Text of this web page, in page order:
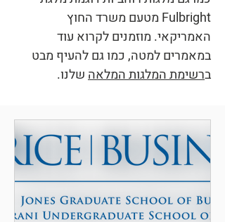
Fulbright מטעם משרד החוץ
האמריקאי. מוזמנים לקרוא עוד
במאמרים למטה, כמו גם להעיף מבט
ברשימת המלגות המלאהשלנו.